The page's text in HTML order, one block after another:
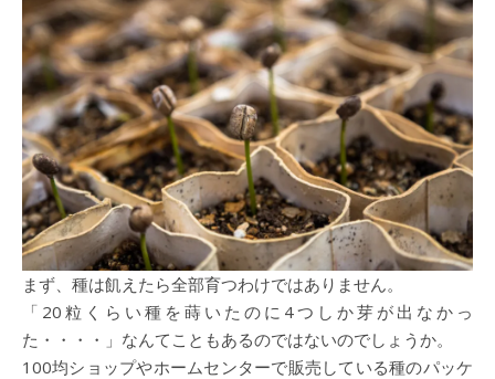
まず、種は飢えたら全部育つわけではありません。
「20粒くらい種を蒔いたのに4つしか芽が出なかっ
た・・・・」なんてこともあるのではないのでしょうか。
100均ショップやホームセンターで販売している種のパッケ